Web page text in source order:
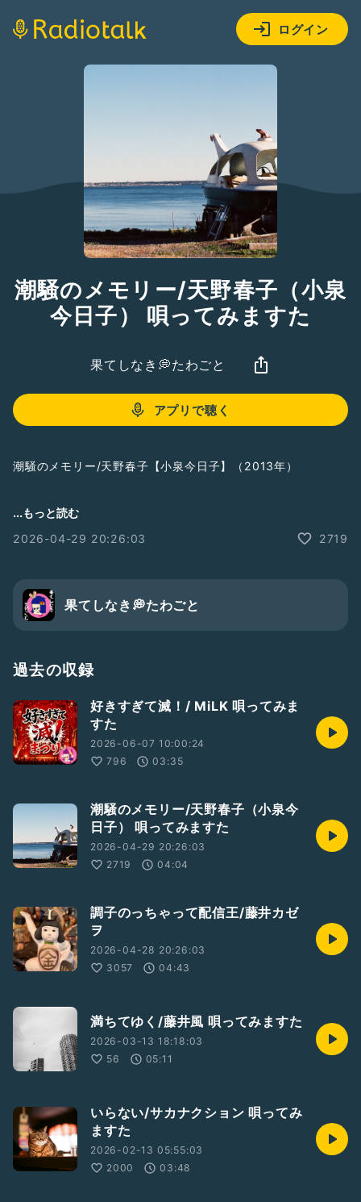
ログイン
潮騒のメモリー/天野春子（小泉
今日子） 唄ってみますた
果てしなき💭たわごと
アプリで聴く
潮騒のメモリー/天野春子【小泉今日子】（2013年）
#潮騒のメモリー
#あまちゃん
#ビンビンアイドルフェス2026
...もっと読む
2026-04-29 20:26:03
2719
果てしなき💭たわごと
過去の収録
好きすぎて滅！/ MiLK 唄ってみま
すた
2026-06-07 10:00:24
796
03:35
潮騒のメモリー/天野春子（小泉今
日子） 唄ってみますた
2026-04-29 20:26:03
2719
04:04
調子のっちゃって配信王/藤井カゼ
ヲ
2026-04-28 20:26:03
3057
04:43
満ちてゆく/藤井風 唄ってみますた
2026-03-13 18:18:03
56
05:11
いらない/サカナクション 唄ってみ
ますた
2026-02-13 05:55:03
2000
03:48